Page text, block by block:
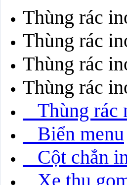
Thùng rác
Thùng rác
Thùng rác
Thùng rác
Thùng rác
Biển menu
Cột chắn
Xe thu